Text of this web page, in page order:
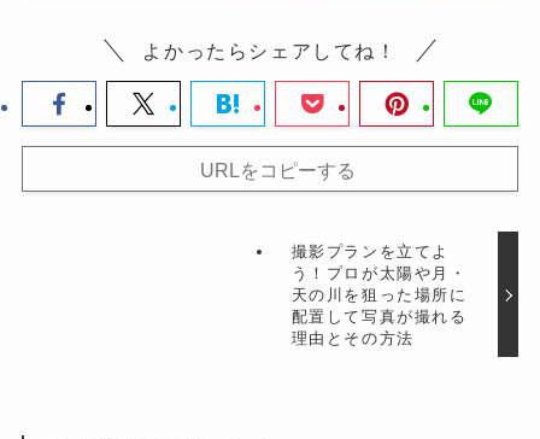
よかったらシェアしてね！
URLをコピーする
撮影プランを立てよ
う！プロが太陽や月・
天の川を狙った場所に
配置して写真が撮れる
理由とその方法